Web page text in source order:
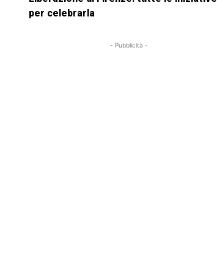
per celebrarla
- Pubblicità -